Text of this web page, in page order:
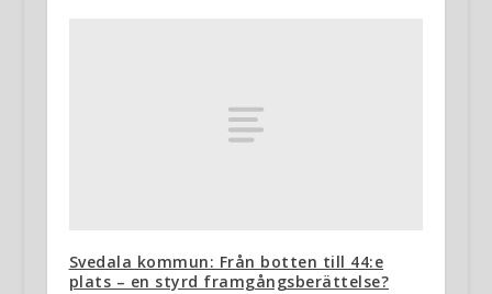
Svedala kommun: Från botten till 44:e
plats – en styrd framgångsberättelse?